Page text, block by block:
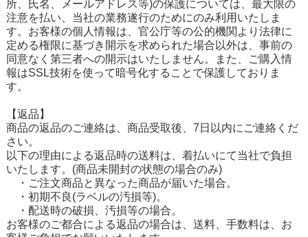
所、氏名、メールアドレス等)の保護については、最大限の
注意を払い、当社の業務遂行のためにのみ利用いたしま
す。お客様の個人情報は、官公庁等の公的機関より法律に
定める権限に基づき開示を求められた場合以外は、事前の
同意なく第三者への開示はいたしません。また、ご購入情
報はSSL技術を使って暗号化することで保護しておりま
す。
【返品】
商品の返品のご連絡は、商品受取後、7日以内にご連絡くだ
さい。
以下の理由による返品時の送料は、着払いにて当社で負担
いたします。(商品未開封の状態の場合のみ)
・ご注文商品と異なった商品が届いた場合。
・初期不良(ラベルの汚損等)。
・配送時の破損、汚損等の場合。
お客様のご都合による返品の場合は、送料、手数料は、お